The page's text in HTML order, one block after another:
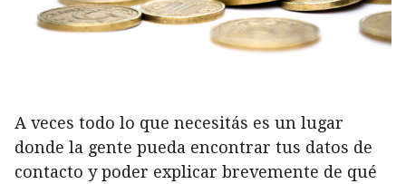
A veces todo lo que necesitás es un lugar
donde la gente pueda encontrar tus datos de
contacto y poder explicar brevemente de qué